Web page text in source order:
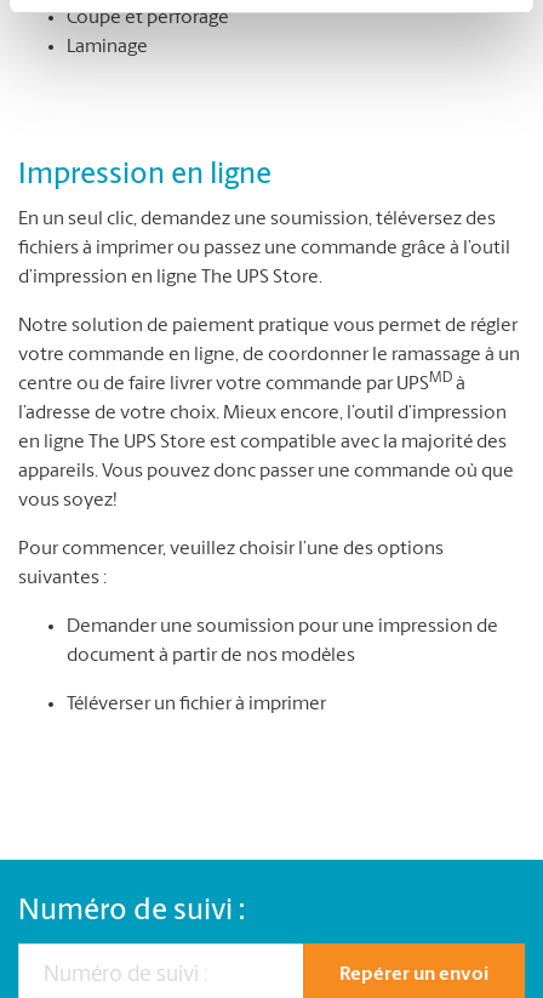
Coupe et perforage
Laminage
Impression en ligne
En un seul clic, demandez une soumission, téléversez des
fichiers à imprimer ou passez une commande grâce à l’outil
d’impression en ligne The UPS Store.
Notre solution de paiement pratique vous permet de régler
votre commande en ligne, de coordonner le ramassage à un
centre ou de faire livrer votre commande par UPSMD à
l’adresse de votre choix. Mieux encore, l’outil d’impression
en ligne The UPS Store est compatible avec la majorité des
appareils. Vous pouvez donc passer une commande où que
vous soyez!
Pour commencer, veuillez choisir l’une des options
suivantes :
Demander une soumission pour une impression de
document à partir de nos modèles
Téléverser un fichier à imprimer
Numéro de suivi :
Repérer un envoi